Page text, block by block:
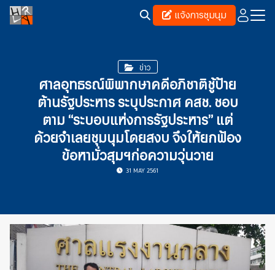
Skip
แจ้งการชุมนุม
ข่าว
ศาลอุทธรณ์พิพากษาคดีอภิชาติชู้ป้าย
ต้านรัฐประหาร ระบุประกาศ คสช. ชอบ
ตาม “ระบอบแห่งการรัฐประหาร” แต่
ด้วยจำเลยชุมนุมโดยสงบ จึงให้ยกฟ้อง
ข้อหามั่วสุมฯก่อความวุ่นวาย
31 MAY 2561